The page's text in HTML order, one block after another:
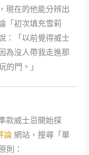
現在的他能分辨出
「初次填充雪莉
：「以前覺得威士
為沒人帶我走進那
的門。」
款威士忌開始探
論網站，搜尋「單
則：